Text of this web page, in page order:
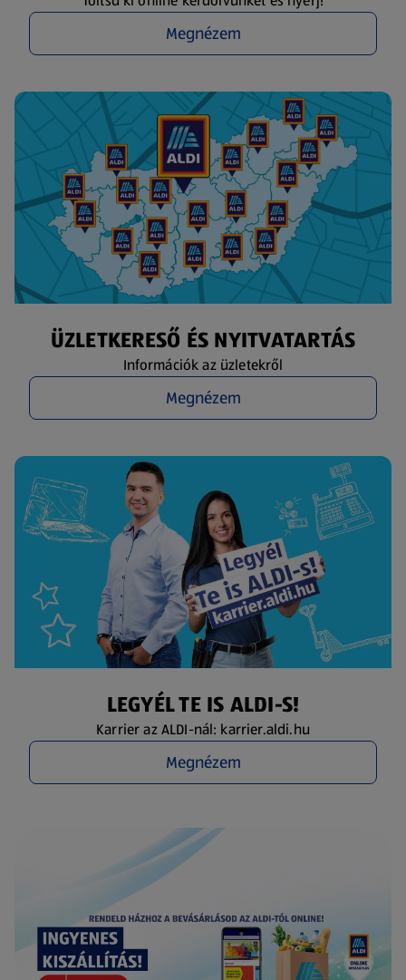
Megnézem
ÜZLETKERESŐ ÉS NYITVATARTÁS
Információk az üzletekről
Megnézem
LEGYÉL TE IS ALDI-S!
Karrier az ALDI-nál: karrier.aldi.hu
Megnézem